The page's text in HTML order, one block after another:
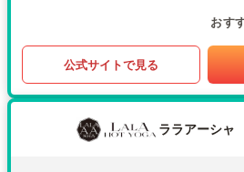
おす
公式サイトで見る
ララアーシャ